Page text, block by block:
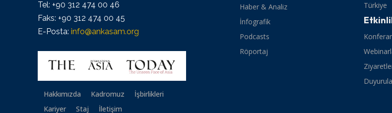
Tel: +90 312 474 00 46
Faks: +90 312 474 00 45
E-Posta: info@ankasam.org
Hakkımızda Kadromuz
İşbirlikleri
Kariyer
Staj İletişim
Haber & Analiz
İnfografik
Podcasts
Röportaj
Türkiye